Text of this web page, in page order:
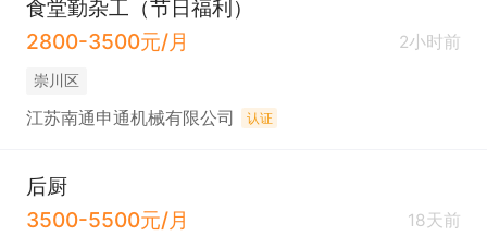
食堂勤杂工（节日福利）
2800-3500元/月
2小时前
崇川区
江苏南通申通机械有限公司 认证
后厨
3500-5500元/月
18天前